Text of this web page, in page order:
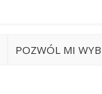
POZWÓL MI